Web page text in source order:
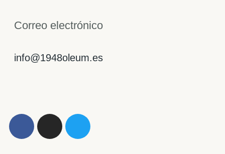
Correo electrónico
info@1948oleum.es